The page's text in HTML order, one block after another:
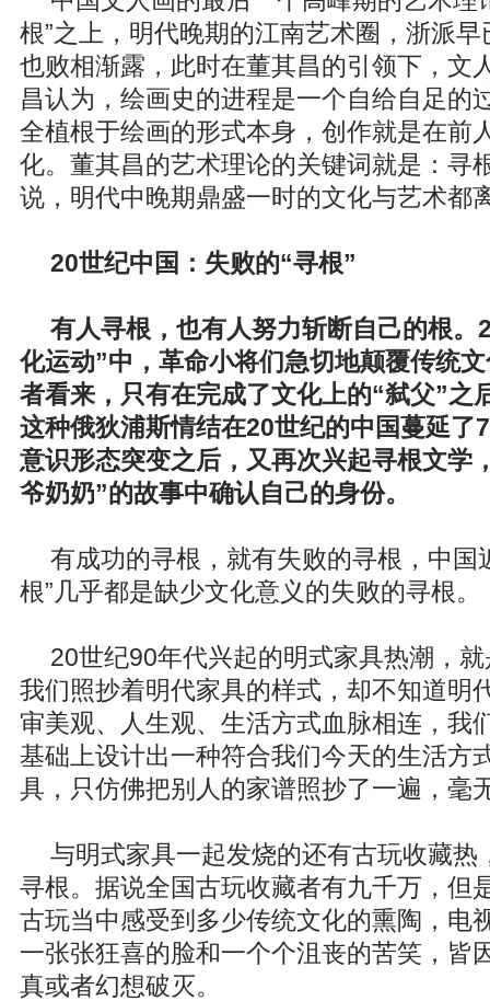
根”之上，明代晚期的江南艺术圈，浙派
也败相渐露，此时在董其昌的引领下，文
昌认为，绘画史的进程是一个自给自足的
全植根于绘画的形式本身，创作就是在前
化。董其昌的艺术理论的关键词就是：寻
说，明代中晚期鼎盛一时的文化与艺术都
20世纪中国：失败的“寻根”
有人寻根，也有人努力斩断自己的根。
化运动”中，革命小将们急切地颠覆传统
者看来，只有在完成了文化上的“弑父”之
这种俄狄浦斯情结在20世纪的中国蔓延了
意识形态突变之后，又再次兴起寻根文学
爷奶奶”的故事中确认自己的身份。
有成功的寻根，就有失败的寻根，中国
根”几乎都是缺少文化意义的失败的寻根。
20世纪90年代兴起的明式家具热潮，
我们照抄着明代家具的样式，却不知道明
审美观、人生观、生活方式血脉相连，我
基础上设计出一种符合我们今天的生活方
具，只仿佛把别人的家谱照抄了一遍，毫
与明式家具一起发烧的还有古玩收藏热
寻根。据说全国古玩收藏者有九千万，但
古玩当中感受到多少传统文化的熏陶，电
一张张狂喜的脸和一个个沮丧的苦笑，皆
真或者幻想破灭。